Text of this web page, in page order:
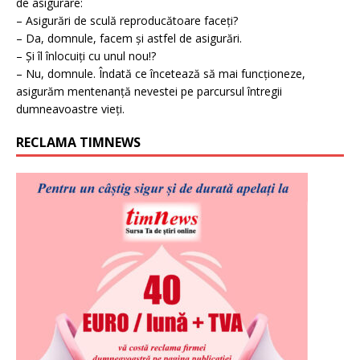
– Asigurări de sculă reproducătoare faceți?
– Da, domnule, facem și astfel de asigurări.
– Și îl înlocuiți cu unul nou!?
– Nu, domnule. Îndată ce încetează să mai funcționeze,
asigurăm mentenanță nevestei pe parcursul întregii
dumneavoastre vieți.
RECLAMA TIMNEWS